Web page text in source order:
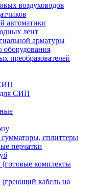
воздуховодов
автоматики
лент
арматуры
оборудования
преобразователей
СИП
сплиттеры
перчатки
комплекты
кабель на